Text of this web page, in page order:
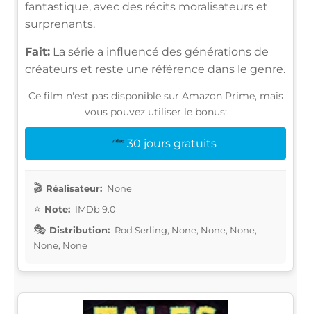
fantastique, avec des récits moralisateurs et
surprenants.
Fait: La série a influencé des générations de
créateurs et reste une référence dans le genre.
Ce film n'est pas disponible sur Amazon Prime, mais
vous pouvez utiliser le bonus:
30 jours gratuits
Réalisateur: None
Note: IMDb 9.0
Distribution: Rod Serling, None, None, None,
None, None